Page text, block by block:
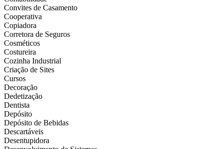
Convites de Casamento
Cooperativa
Copiadora
Corretora de Seguros
Cosméticos
Costureira
Cozinha Industrial
Criação de Sites
Cursos
Decoração
Dedetização
Dentista
Depósito
Depósito de Bebidas
Descartáveis
Desentupidora